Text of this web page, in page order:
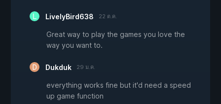
LivelyBird638 22 ต.ค.
Great way to play the games you love the
way you want to.
Dukduk 29 ม.ค.
everything works fine but it'd need a speed
up game function